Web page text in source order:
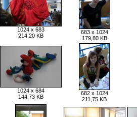
1024 x 683
214,20 KB
683 x 1024
179,80 KB
1024 x 684
144,73 KB
682 x 1024
211,75 KB